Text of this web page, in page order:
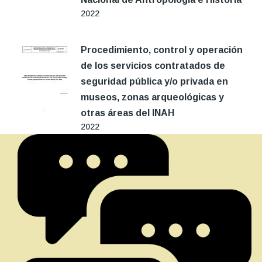
2022
Procedimiento, control y operación
de los servicios contratados de
seguridad pública y/o privada en
museos, zonas arqueológicas y
otras áreas del INAH
2022